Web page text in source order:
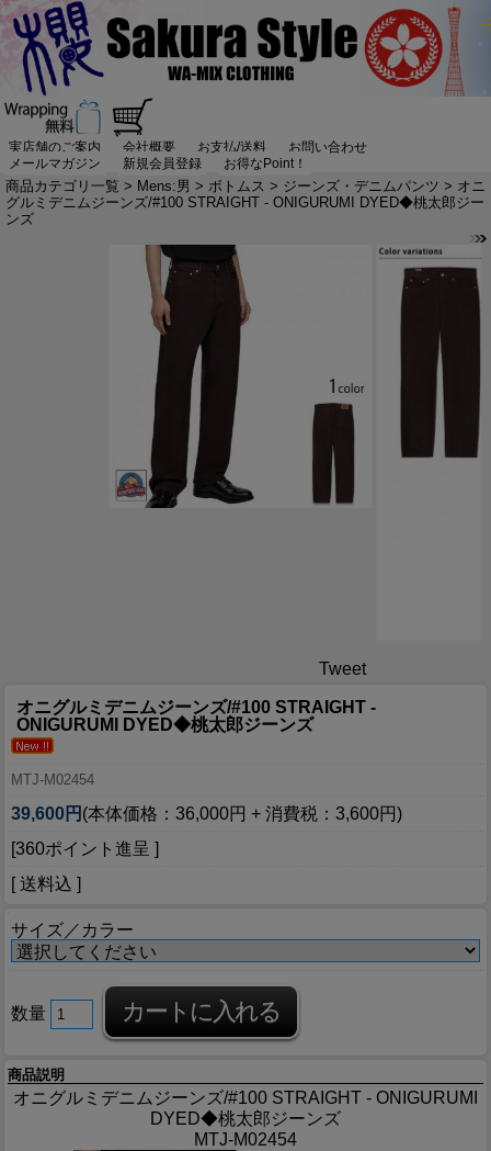
実店舗のご案内 会社概要 お支払/送料
お問い合わせ
メールマガジン
新規会員登録 お得なPoint！
商品カテゴリ一覧 > Mens:男 > ボトムス > ジーンズ・デニムパンツ > オニ
グルミデニムジーンズ/#100 STRAIGHT - ONIGURUMI DYED◆桃太郎ジー
ンズ
Tweet
オニグルミデニムジーンズ/#100 STRAIGHT -
ONIGURUMI DYED◆桃太郎ジーンズ
MTJ-M02454
39,600円 (本体価格：36,000円 + 消費税：3,600円)
[360ポイント進呈 ]
[ 送料込 ]
サイズ／カラー
数量
商品説明
オニグルミデニムジーンズ/#100 STRAIGHT - ONIGURUMI
DYED◆桃太郎ジーンズ
MTJ-M02454